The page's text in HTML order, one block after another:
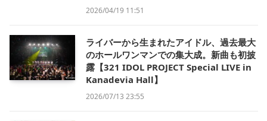
2026/04/19 11:51
ライバーから生まれたアイドル、過去最大
のホールワンマンでの集大成。新曲も初披
露【321 IDOL PROJECT Special LIVE in
Kanadevia Hall】
2026/07/13 23:55